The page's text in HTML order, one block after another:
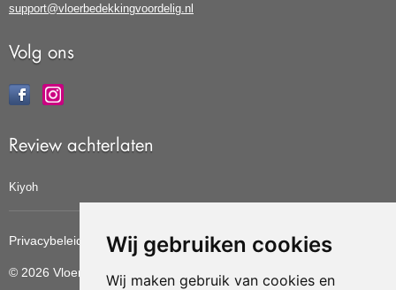
Wij gebruiken cookies
Wij maken gebruik van cookies en
support@vloerbedekkingvoordelig.nl
Volg ons
Review achterlaten
Kiyoh
Privacybeleid Cookiebeleid Update cookies voorkeuren
© 2026 Vloerbedekkingvoordelig